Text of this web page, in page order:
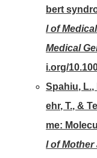
bert
l of
Medical
i.org/
Spahiu, L.,
ehr, T., &
me:
l of Mother